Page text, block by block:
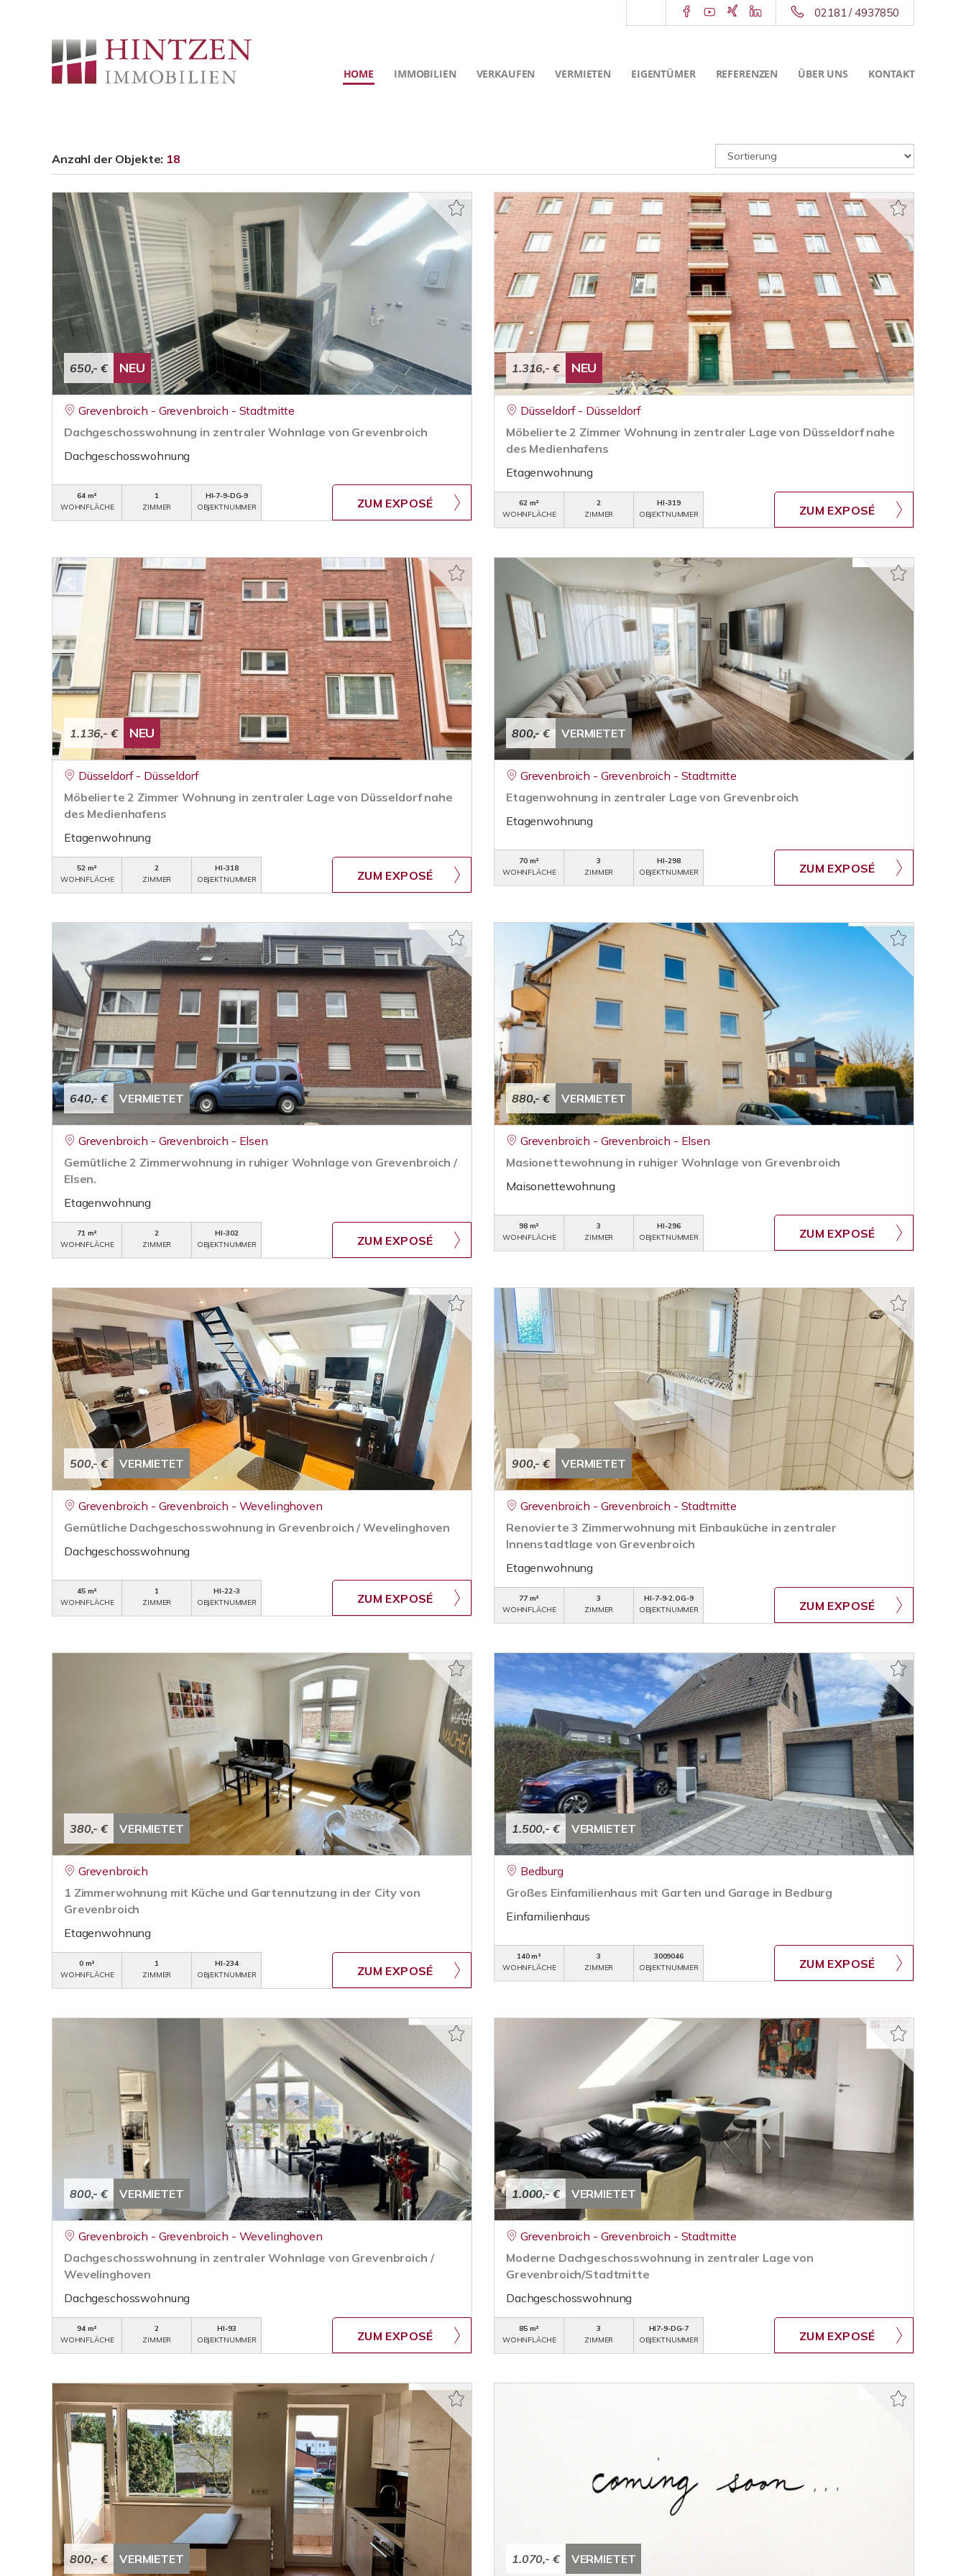
02181 / 4937850
HOME IMMOBILIEN VERKAUFEN VERMIETEN EIGENTÜMER REFERENZEN ÜBER UNS KONTAKT
Anzahl der Objekte: 18
650,- € NEU
Grevenbroich - Grevenbroich - Stadtmitte
Dachgeschosswohnung in zentraler Wohnlage von Grevenbroich
Dachgeschosswohnung
64 m²
WOHNFLÄCHE
1
ZIMMER
HI-7-9-DG-9
OBJEKTNUMMER
ZUM EXPOSÉ
1.316,- € NEU
Düsseldorf - Düsseldorf
Möbelierte 2 Zimmer Wohnung in zentraler Lage von Düsseldorf nahe
des Medienhafens
Etagenwohnung
62 m²
WOHNFLÄCHE
2
ZIMMER
HI-319
OBJEKTNUMMER
ZUM EXPOSÉ
1.136,- € NEU
Düsseldorf - Düsseldorf
Möbelierte 2 Zimmer Wohnung in zentraler Lage von Düsseldorf nahe
des Medienhafens
Etagenwohnung
52 m²
WOHNFLÄCHE
2
ZIMMER
HI-318
OBJEKTNUMMER
ZUM EXPOSÉ
800,- € VERMIETET
Grevenbroich - Grevenbroich - Stadtmitte
Etagenwohnung in zentraler Lage von Grevenbroich
Etagenwohnung
70 m²
WOHNFLÄCHE
3
ZIMMER
HI-298
OBJEKTNUMMER
ZUM EXPOSÉ
640,- € VERMIETET
Grevenbroich - Grevenbroich - Elsen
Gemütliche 2 Zimmerwohnung in ruhiger Wohnlage von Grevenbroich /
Elsen.
Etagenwohnung
71 m²
WOHNFLÄCHE
2
ZIMMER
HI-302
OBJEKTNUMMER
ZUM EXPOSÉ
880,- € VERMIETET
Grevenbroich - Grevenbroich - Elsen
Masionettewohnung in ruhiger Wohnlage von Grevenbroich
Maisonettewohnung
98 m²
WOHNFLÄCHE
3
ZIMMER
HI-296
OBJEKTNUMMER
ZUM EXPOSÉ
500,- € VERMIETET
Grevenbroich - Grevenbroich - Wevelinghoven
Gemütliche Dachgeschosswohnung in Grevenbroich / Wevelinghoven
Dachgeschosswohnung
45 m²
WOHNFLÄCHE
1
ZIMMER
HI-22-3
OBJEKTNUMMER
ZUM EXPOSÉ
900,- € VERMIETET
Grevenbroich - Grevenbroich - Stadtmitte
Renovierte 3 Zimmerwohnung mit Einbauküche in zentraler
Innenstadtlage von Grevenbroich
Etagenwohnung
77 m²
WOHNFLÄCHE
3
ZIMMER
HI-7-9-2.OG-9
OBJEKTNUMMER
ZUM EXPOSÉ
380,- € VERMIETET
Grevenbroich
1 Zimmerwohnung mit Küche und Gartennutzung in der City von
Grevenbroich
Etagenwohnung
0 m²
WOHNFLÄCHE
1
ZIMMER
HI-234
OBJEKTNUMMER
ZUM EXPOSÉ
1.500,- € VERMIETET
Bedburg
Großes Einfamilienhaus mit Garten und Garage in Bedburg
Einfamilienhaus
140 m²
WOHNFLÄCHE
3
ZIMMER
3009046
OBJEKTNUMMER
ZUM EXPOSÉ
800,- € VERMIETET
Grevenbroich - Grevenbroich - Wevelinghoven
Dachgeschosswohnung in zentraler Wohnlage von Grevenbroich /
Wevelinghoven
Dachgeschosswohnung
94 m²
WOHNFLÄCHE
2
ZIMMER
HI-93
OBJEKTNUMMER
ZUM EXPOSÉ
1.000,- € VERMIETET
Grevenbroich - Grevenbroich - Stadtmitte
Moderne Dachgeschosswohnung in zentraler Lage von
Grevenbroich/Stadtmitte
Dachgeschosswohnung
85 m²
WOHNFLÄCHE
3
ZIMMER
HI7-9-DG-7
OBJEKTNUMMER
ZUM EXPOSÉ
800,- € VERMIETET 1.070,- € VERMIETET